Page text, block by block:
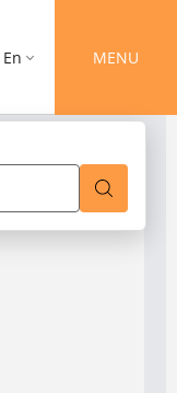
En MENU